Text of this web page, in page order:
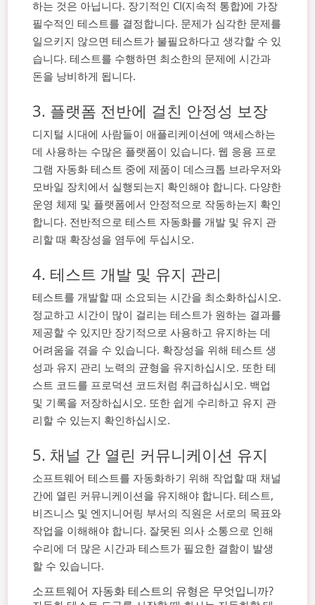
하는 것은 아닙니다. 장기적인 CI(지속적 통합)에 가장
필수적인 테스트를 결정합니다. 문제가 심각한 문제를
일으키지 않으면 테스트가 불필요하다고 생각할 수 있
습니다. 테스트를 수행하면 최소한의 문제에 시간과
돈을 낭비하게 됩니다.
3. 플랫폼 전반에 걸친 안정성 보장
디지털 시대에 사람들이 애플리케이션에 액세스하는
데 사용하는 수많은 플랫폼이 있습니다. 웹 응용 프로
그램 자동화 테스트 중에 제품이 데스크톱 브라우저와
모바일 장치에서 실행되는지 확인해야 합니다. 다양한
운영 체제 및 플랫폼에서 안정적으로 작동하는지 확인
합니다. 전반적으로 테스트 자동화를 개발 및 유지 관
리할 때 확장성을 염두에 두십시오.
4. 테스트 개발 및 유지 관리
테스트를 개발할 때 소요되는 시간을 최소화하십시오.
정교하고 시간이 많이 걸리는 테스트가 원하는 결과를
제공할 수 있지만 장기적으로 사용하고 유지하는 데
어려움을 겪을 수 있습니다. 확장성을 위해 테스트 생
성과 유지 관리 노력의 균형을 유지하십시오. 또한 테
스트 코드를 프로덕션 코드처럼 취급하십시오. 백업
및 기록을 저장하십시오. 또한 쉽게 수리하고 유지 관
리할 수 있는지 확인하십시오.
5. 채널 간 열린 커뮤니케이션 유지
소프트웨어 테스트를 자동화하기 위해 작업할 때 채널
간에 열린 커뮤니케이션을 유지해야 합니다. 테스트,
비즈니스 및 엔지니어링 부서의 직원은 서로의 목표와
작업을 이해해야 합니다. 잘못된 의사 소통으로 인해
수리에 더 많은 시간과 테스트가 필요한 결함이 발생
할 수 있습니다.
소프트웨어 자동화 테스트의 유형은 무엇입니까?